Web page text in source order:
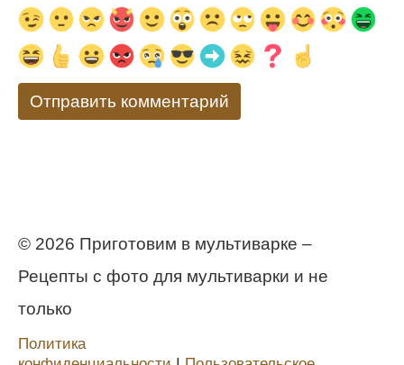
© 2026 Приготовим в мультиварке –
Рецепты с фото для мультиварки и не
только
Политика